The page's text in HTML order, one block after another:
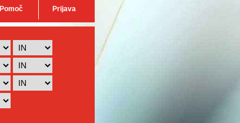
Pomoč Prijava